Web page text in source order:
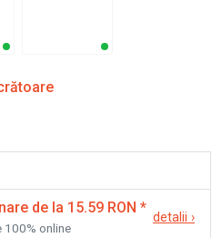
de la 15.59 RON *
100% online
detalii ›